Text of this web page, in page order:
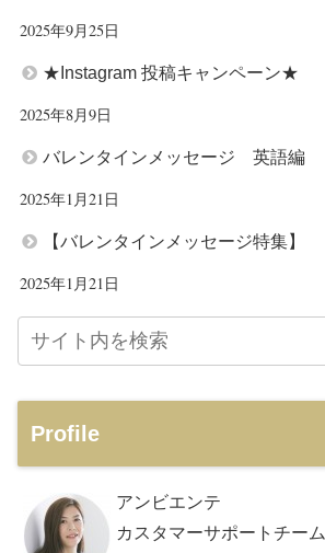
2025年9月25日
★Instagram 投稿キャンペーン★
2025年8月9日
バレンタインメッセージ 英語編
2025年1月21日
【バレンタインメッセージ特集】
2025年1月21日
Profile
アンビエンテ
カスタマーサポートチーム